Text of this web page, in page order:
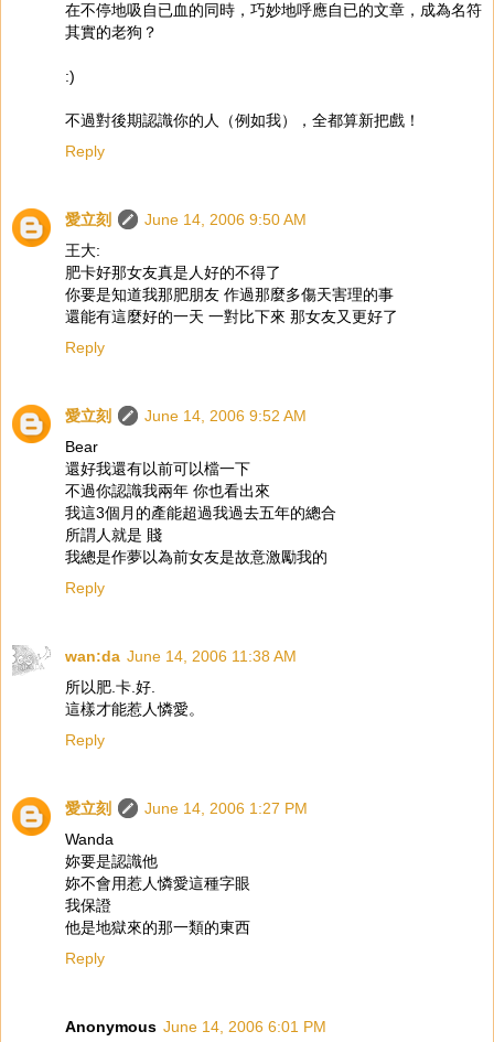
在不停地吸自已血的同時，巧妙地呼應自已的文章，成為名符
其實的老狗？
:)
不過對後期認識你的人（例如我），全都算新把戲！
Reply
愛立刻
June 14, 2006 9:50 AM
王大:
肥卡好那女友真是人好的不得了
你要是知道我那肥朋友 作過那麼多傷天害理的事
還能有這麼好的一天 一對比下來 那女友又更好了
Reply
愛立刻
June 14, 2006 9:52 AM
Bear
還好我還有以前可以檔一下
不過你認識我兩年 你也看出來
我這3個月的產能超過我過去五年的總合
所謂人就是 賤
我總是作夢以為前女友是故意激勵我的
Reply
wan:da June 14, 2006 11:38 AM
所以肥.卡.好.
這樣才能惹人憐愛。
Reply
愛立刻
June 14, 2006 1:27 PM
Wanda
妳要是認識他
妳不會用惹人憐愛這種字眼
我保證
他是地獄來的那一類的東西
Reply
Anonymous June 14, 2006 6:01 PM